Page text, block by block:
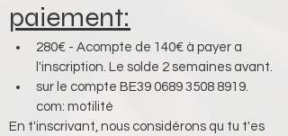
paiement:
280€ - Acompte de 140€ à payer a
l'inscription. Le solde 2 semaines avant.
sur le compte BE39 0689 3508 8919.
com: motilité
En t'inscrivant, nous considérons qu tu t'es